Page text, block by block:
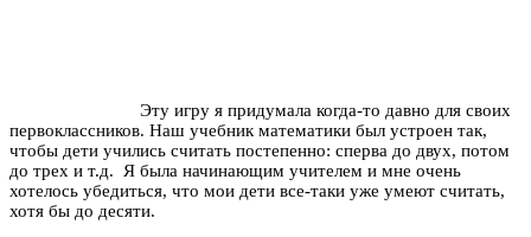
Эту игру я придумала когда-то давно для своих
первоклассников. Наш учебник математики был устроен так,
чтобы дети учились считать постепенно: сперва до двух, потом
до трех и т.д. Я была начинающим учителем и мне очень
хотелось убедиться, что мои дети все-таки уже умеют считать,
хотя бы до десяти.